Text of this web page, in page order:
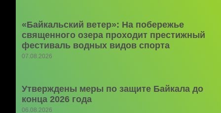
«Байкальский ветер»: На побережье
священного озера проходит престижный
фестиваль водных видов спорта
07.08.2026
Утверждены меры по защите Байкала до
конца 2026 года
06.08.2026